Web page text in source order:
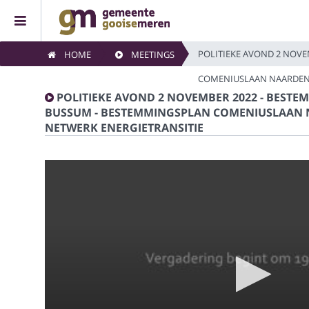
Home
Meetings
HOME MEETINGS
POLITIEKE AVOND 2
COMENIUSLAAN
POLITIEKE AVOND 2 NOVEMBER 2022 -
BUSSUM - BESTEMMINGSPLAN COMENIUSLAAN
NETWERK ENERGIETRANSITIE